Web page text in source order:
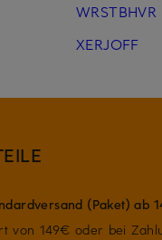
WRSTBHVR
XERJOFF
(Paket) ab
von 149€ oder bei